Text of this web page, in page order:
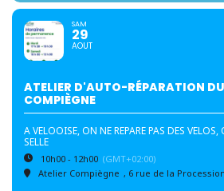
SAM
29
AOUT
ATELIER D'AUTO-RÉPARATION
COMPIÈGNE
A VELOOISE, ON NE REPARE PAS DES
SELLE
10h00 - 12h00 (GMT+02:00)
Atelier Compiègne , 6 rue de la